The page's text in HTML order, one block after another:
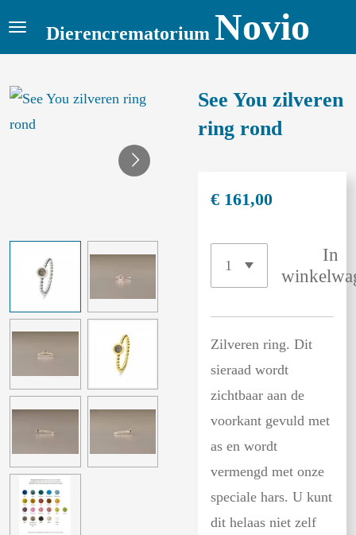
Ga
de
hoofdinhoud
Dierencrematorium Novio
See You zilveren
ring rond
€ 161,00
In
Zilveren ring. Dit
sieraad wordt
zichtbaar aan de
voorkant gevuld met
as en wordt
vermengd met onze
speciale hars. U kunt
dit helaas niet zelf